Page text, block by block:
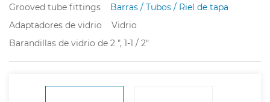
Grooved tube fittings
Barras / Tubos / Riel de tapa
Adaptadores de vidrio
Vidrio
Barandillas de vidrio de 2 ", 1-1 / 2"